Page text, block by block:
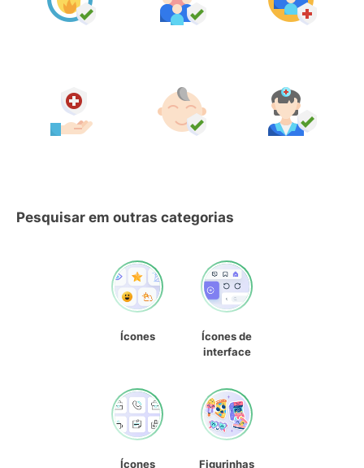
Pesquisar em outras categorias
Ícones
Ícones de
interface
Ícones
Figurinhas